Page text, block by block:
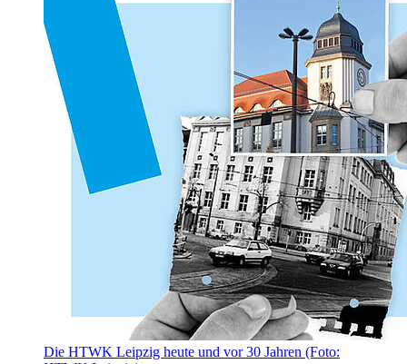
Die HTWK Leipzig heute und vor 30 Jahren (Foto: